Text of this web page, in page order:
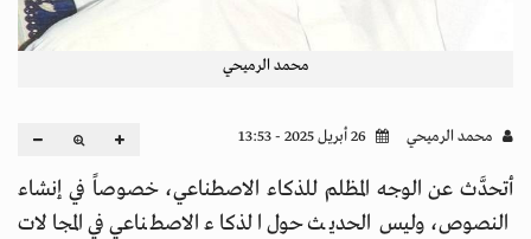
محمد الرميحي
محمد الرميحي
أتحدَّث عن الوجه المظلم للذكاء الاصطناعي، خصوصاً في إنشاء
النصوص، وليس الحديث حول الذكاء الاصطناعي في المجالات